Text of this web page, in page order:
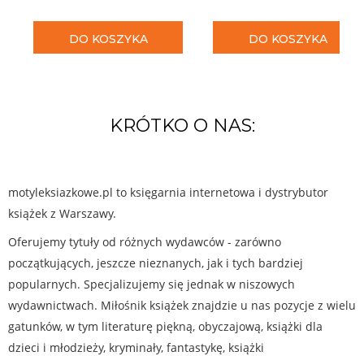
DO KOSZYKA DO KOSZYKA
KRÓTKO O NAS:
motyleksiazkowe.pl to księgarnia internetowa i dystrybutor
książek z Warszawy.
Oferujemy tytuły od różnych wydawców - zarówno
początkujących, jeszcze nieznanych, jak i tych bardziej
popularnych. Specjalizujemy się jednak w niszowych
wydawnictwach. Miłośnik książek znajdzie u nas pozycje z wielu
gatunków, w tym literaturę piękną, obyczajową, książki dla
dzieci i młodzieży, kryminały, fantastykę, książki